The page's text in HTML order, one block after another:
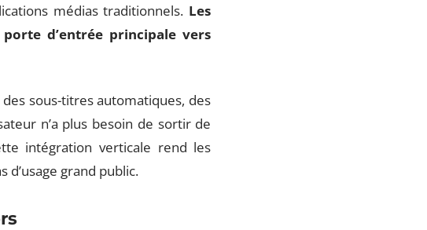
médias traditionnels. Les
d’entrée principale vers
sous-titres automatiques, des
n’a plus besoin de sortir de
intégration verticale rend les
grand public.